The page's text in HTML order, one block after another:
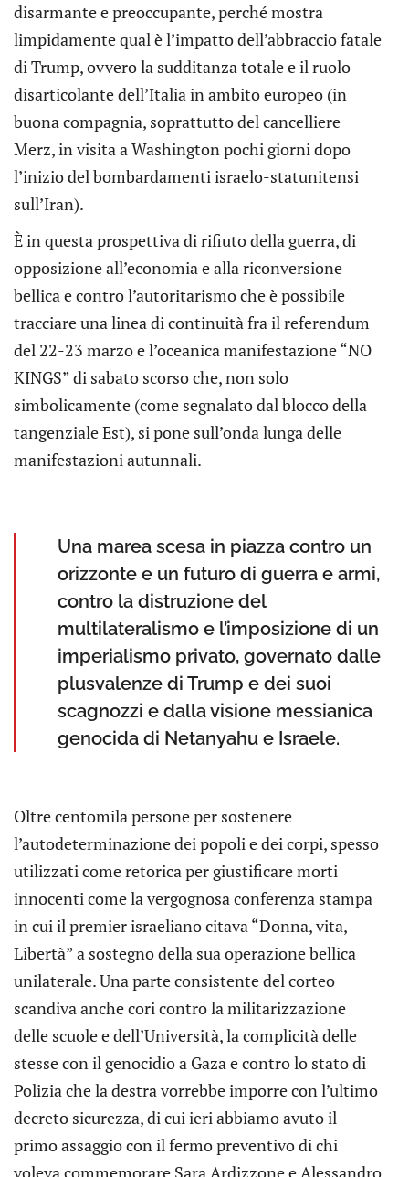
disarmante e preoccupante, perché mostra
limpidamente qual è l’impatto dell’abbraccio fatale
di Trump, ovvero la sudditanza totale e il ruolo
disarticolante dell’Italia in ambito europeo (in
buona compagnia, soprattutto del cancelliere
Merz, in visita a Washington pochi giorni dopo
l’inizio del bombardamenti israelo-statunitensi
sull’Iran).
È in questa prospettiva di rifiuto della guerra, di
opposizione all’economia e alla riconversione
bellica e contro l’autoritarismo che è possibile
tracciare una linea di continuità fra il referendum
del 22-23 marzo e l’oceanica manifestazione “NO
KINGS” di sabato scorso che, non solo
simbolicamente (come segnalato dal blocco della
tangenziale Est), si pone sull’onda lunga delle
manifestazioni autunnali.
Una marea scesa in piazza contro un
orizzonte e un futuro di guerra e armi,
contro la distruzione del
multilateralismo e l’imposizione di un
imperialismo privato, governato dalle
plusvalenze di Trump e dei suoi
scagnozzi e dalla visione messianica
genocida di Netanyahu e Israele.
Oltre centomila persone per sostenere
l’autodeterminazione dei popoli e dei corpi, spesso
utilizzati come retorica per giustificare morti
innocenti come la vergognosa conferenza stampa
in cui il premier israeliano citava “Donna, vita,
Libertà” a sostegno della sua operazione bellica
unilaterale. Una parte consistente del corteo
scandiva anche cori contro la militarizzazione
delle scuole e dell’Università, la complicità delle
stesse con il genocidio a Gaza e contro lo stato di
Polizia che la destra vorrebbe imporre con l’ultimo
decreto sicurezza, di cui ieri abbiamo avuto il
primo assaggio con il fermo preventivo di chi
voleva commemorare Sara Ardizzone e Alessandro